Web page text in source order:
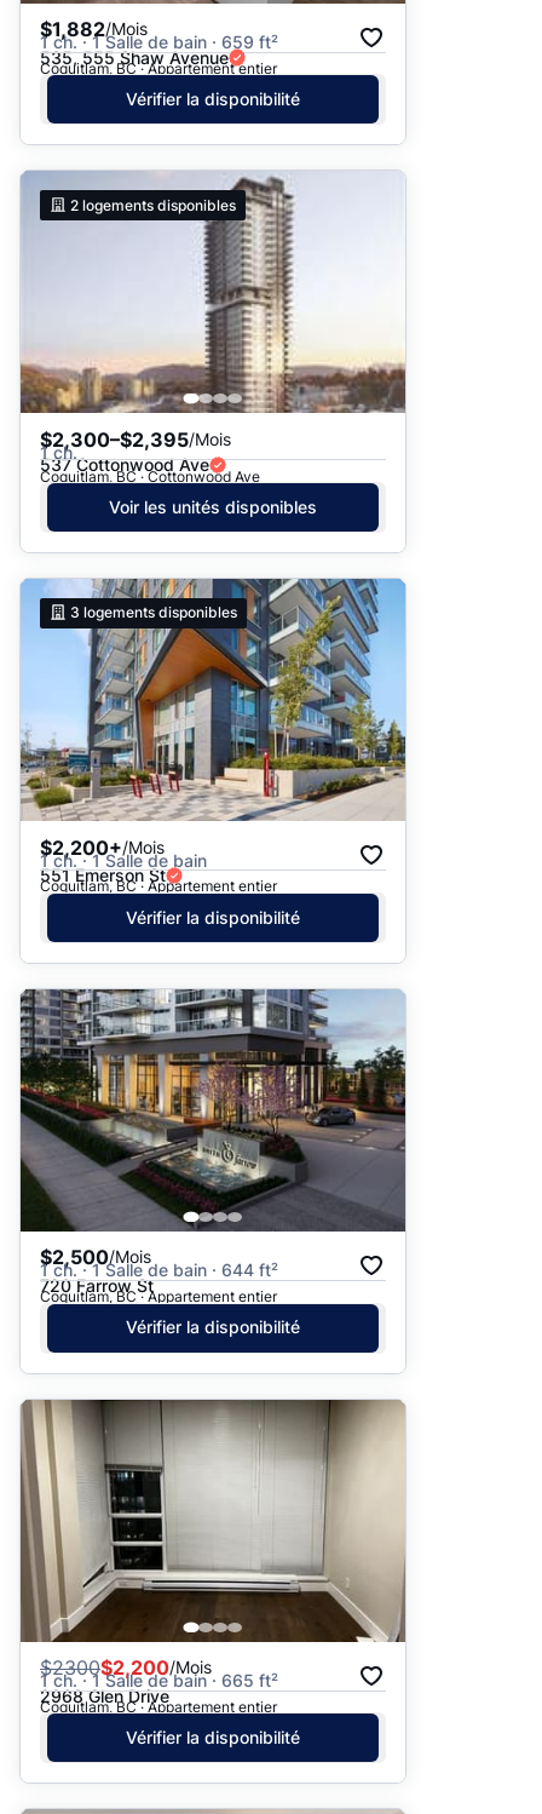
$1,882/Mois
1 ch. · 1 Salle de bain · 659 ft²
535, 555 Shaw Avenue
Coquitlam, BC · Appartement entier
Vérifier la disponibilité
2 logements disponibles
$2,300–$2,395/Mois
1 ch.
537 Cottonwood Ave
Coquitlam, BC · Cottonwood Ave
Voir les unités disponibles
3 logements disponibles
$2,200+/Mois
1 ch. · 1 Salle de bain
551 Emerson St
Coquitlam, BC · Appartement entier
Vérifier la disponibilité
$2,500/Mois
1 ch. · 1 Salle de bain · 644 ft²
720 Farrow St
Coquitlam, BC · Appartement entier
Vérifier la disponibilité
$2300$2,200/Mois
1 ch. · 1 Salle de bain · 665 ft²
2968 Glen Drive
Coquitlam, BC · Appartement entier
Vérifier la disponibilité